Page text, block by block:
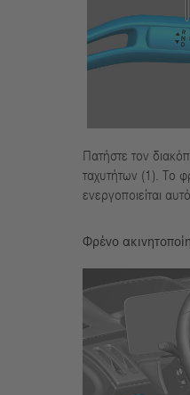
Πατήστε τον
ταχυτήτων (1). Το
ενεργοποιείται
Φρένο